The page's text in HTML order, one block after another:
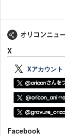
X
Xアカウント
Facebook